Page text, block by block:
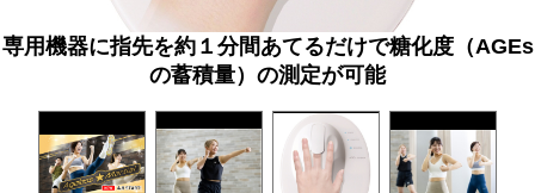
専用機器に指先を約１分間あてるだけで糖化度（AGEs
の蓄積量）の測定が可能